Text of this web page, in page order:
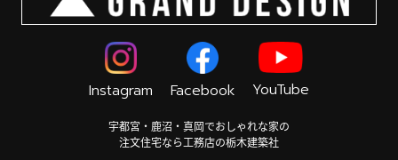
Instagram Facebook YouTube
宇都宮・鹿沼・真岡でおしゃれな家の
注文住宅なら工務店の栃木建築社